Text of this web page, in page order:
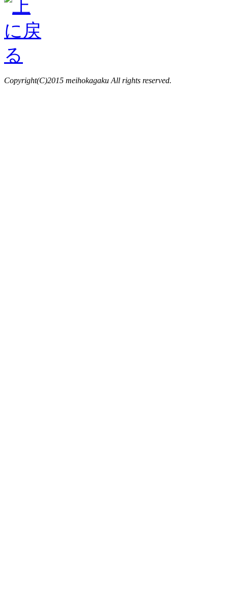
Copyright(C)2015 meihokagaku All rights reserved.